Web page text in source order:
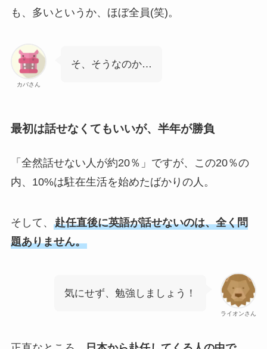
も、多いというか、ほぼ全員(笑)。
カバさん
そ、そうなのか…
最初は話せなくてもいいが、半年が勝負
「全然話せない人が約20％」ですが、この20％の
内、10%は駐在生活を始めたばかりの人。
そして、 赴任直後に英語が話せないのは、全く問
題ありません。
ライオンさん
気にせず、勉強しましょう！